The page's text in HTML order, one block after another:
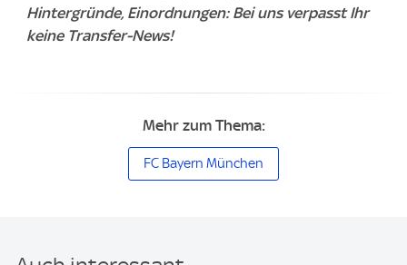
Hintergründe, Einordnungen: Bei uns verpasst Ihr
keine Transfer-News!
Mehr zum Thema:
FC Bayern München